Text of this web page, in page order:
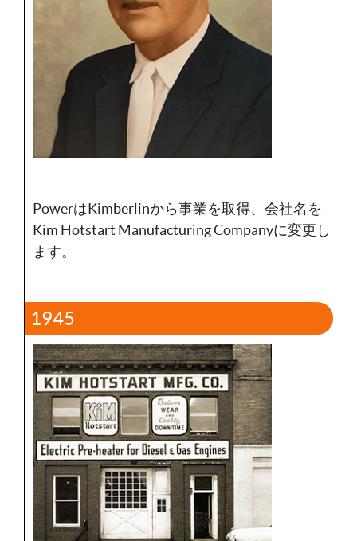
PowerはKimberlinから事業を取得、会社名を
Kim Hotstart Manufacturing Companyに変更し
ます。
1945